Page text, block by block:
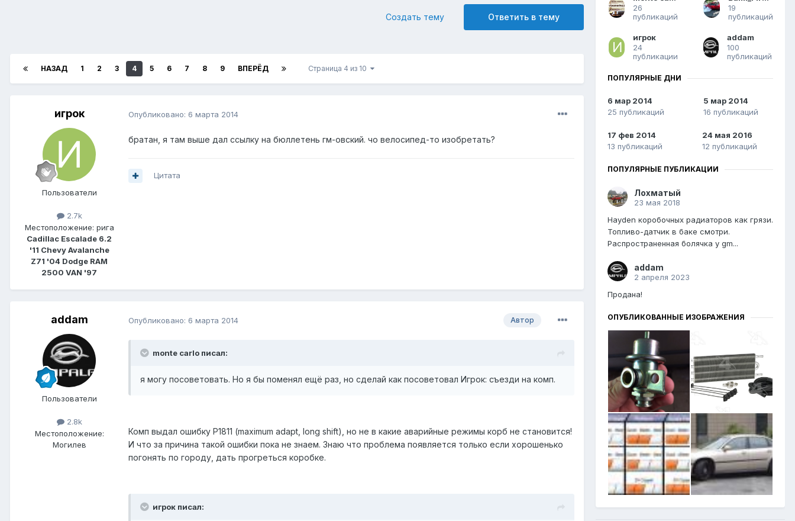
Ответить в тему
Создать тему
НАЗАД 1 2 3 4 5 6 7 8 9 ВПЕРЁД Страница 4 из 10
игрок
Пользователи
2.7k
Местоположение: рига
Cadillac Escalade 6.2
'11 Chevy Avalanche
Z71 '04 Dodge RAM
2500 VAN '97
Опубликовано: 6 марта 2014
братан, я там выше дал ссылку на бюллетень гм-овский. чо велосипед-то изобретать?
Цитата
addam
Пользователи
2.8k
Местоположение:
Могилев
Автор
Опубликовано: 6 марта 2014
monte carlo писал:
я могу посоветовать. Но я бы поменял ещё раз, но сделай как посоветовал Игрок: съезди на комп.
Комп выдал ошибку P1811 (maximum adapt, long shift), но не в какие аварийные режимы корб не становится!
И что за причина такой ошибки пока не знаем. Знаю что проблема появляется только если хорошенько
погонять по городу, дать прогреться коробке.
игрок писал:
26
публикаций
19
публикаций
игрок
24
публикации
addam
100
публикаций
ПОПУЛЯРНЫЕ ДНИ
6 мар 2014
25 публикаций
5 мар 2014
16 публикаций
17 фев 2014
13 публикаций
24 мая 2016
12 публикаций
ПОПУЛЯРНЫЕ ПУБЛИКАЦИИ
Лохматый
23 мая 2018
Hayden коробочных радиаторов как грязи.
Топливо-датчик в баке смотри.
Распространенная болячка у gm...
addam
2 апреля 2023
Продана!
ОПУБЛИКОВАННЫЕ ИЗОБРАЖЕНИЯ